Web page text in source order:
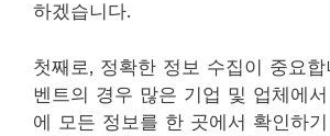
하겠습니다.
첫째로, 정확한 정보 수집이 중요
벤트의 경우 많은 기업 및 업체에
에 모든 정보를 한 곳에서 확인하